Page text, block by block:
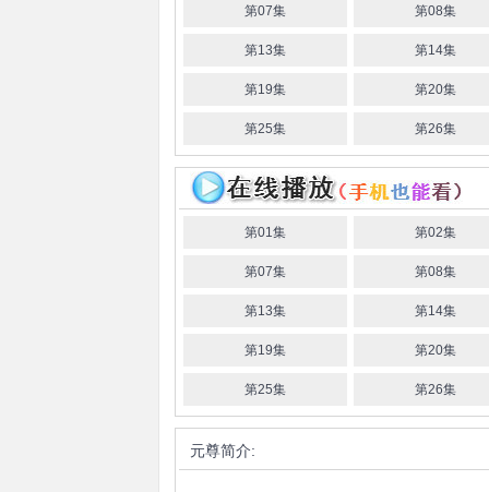
第07集 第08集
第13集 第14集
第19集 第20集
第25集 第26集
第01集 第02集
第07集 第08集
第13集 第14集
第19集 第20集
第25集 第26集
元尊简介: